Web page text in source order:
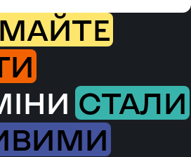
СТАЛИ